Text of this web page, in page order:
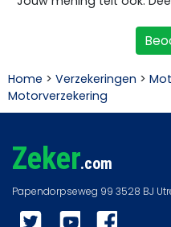
Home > Verzekeringen >
Motorverzekering
Zeker.com
Twitter YouTubeFacebook